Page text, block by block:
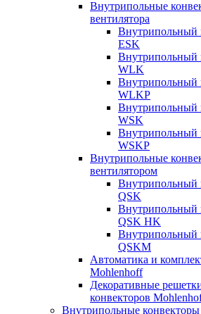
Внутрипольные
вентилятора
Внутрипольный
ESK
Внутрипольный
WLK
Внутрипольный
WLKP
Внутрипольный
WSK
Внутрипольный
WSKP
Внутрипольные
вентилятором
Внутрипольный
QSK
Внутрипольный
QSK HK
Внутрипольный
QSKM
Автоматика и
Mohlenhoff
Декоративные
конвекторов
Внутрипольные конвекторы